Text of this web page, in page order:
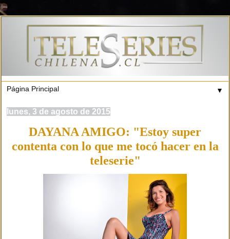
▼
lunes, 3 de agosto de 2015
DAYANA AMIGO: "Estoy super
contenta con lo que me tocó hacer en la
teleserie"